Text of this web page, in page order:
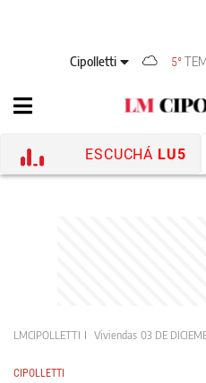
Cipolletti 5°
ESCUCHÁ LU5
LMCIPOLLETTI Viviendas 03 DE
CIPOLLETTI